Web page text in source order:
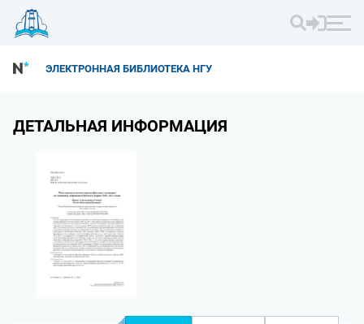
ЭЛЕКТРОННАЯ БИБЛИОТЕКА НГУ
ДЕТАЛЬНАЯ ИНФОРМАЦИЯ